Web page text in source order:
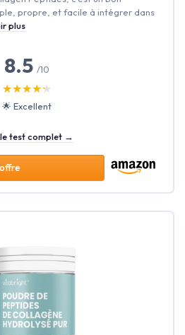
propre, et facile à intégrer dans
plus
8.5 /10
★★★★★
★★★★★
🌟 Excellent
test complet →